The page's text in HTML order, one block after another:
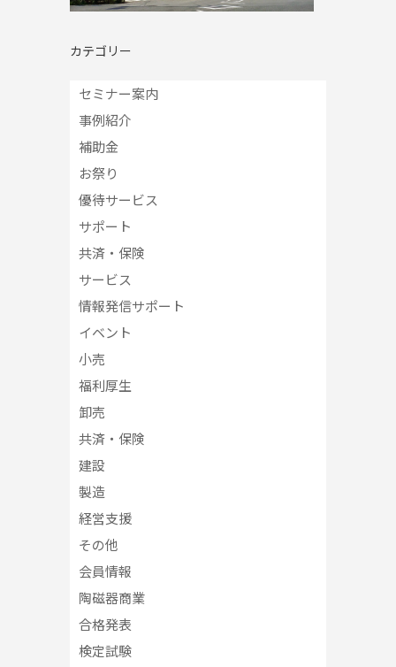
カテゴリー
セミナー案内
事例紹介
補助金
お祭り
優待サービス
サポート
共済・保険
サービス
情報発信サポート
イベント
小売
福利厚生
卸売
共済・保険
建設
製造
経営支援
その他
会員情報
陶磁器商業
合格発表
検定試験